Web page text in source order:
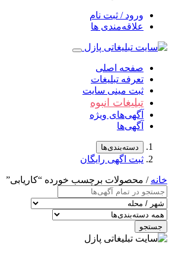
ورود / ثبت نام
علاقه‌مندی ها
صفحه اصلی
تعرفه تبلیغات
ثبت مینی سایت
تبلیغات انبوه
آگهی‌های ویژه
آگهی‌ها
دسته‌بندی‌ها
ثبت اگهی رایگان
خانه / محصولات برچسب خورده “کاریابی”
جستجو